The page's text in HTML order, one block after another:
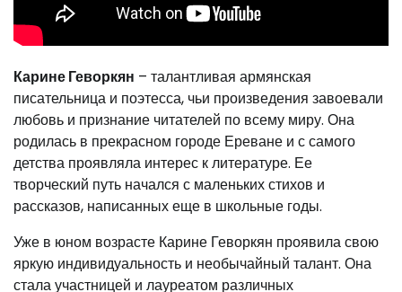
Карине Геворкян – талантливая армянская
писательница и поэтесса, чьи произведения завоевали
любовь и признание читателей по всему миру. Она
родилась в прекрасном городе Ереване и с самого
детства проявляла интерес к литературе. Ее
творческий путь начался с маленьких стихов и
рассказов, написанных еще в школьные годы.
Уже в юном возрасте Карине Геворкян проявила свою
яркую индивидуальность и необычайный талант. Она
стала участницей и лауреатом различных